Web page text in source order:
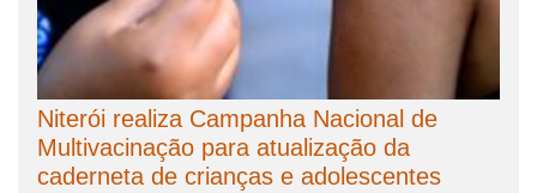
Niterói realiza Campanha Nacional de
Multivacinação para atualização da
caderneta de crianças e adolescentes